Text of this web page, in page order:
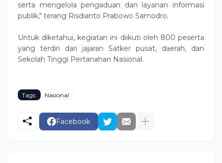
serta mengelola pengaduan dan layanan informasi
publik," terang Risdianto Prabowo Samodro.
Untuk diketahui, kegiatan ini diikuti oleh 800 peserta
yang terdiri dari jajaran Satker pusat, daerah, dan
Sekolah Tinggi Pertanahan Nasional.
Tags: Nasional
Facebook